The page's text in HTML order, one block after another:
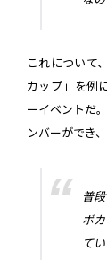
これについて
カップ」を例
ーイベントだ
ンバーができ
普
ボ
て